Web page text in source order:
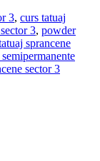
3, curs tatuaj
3, powder
sprancene
sector 3